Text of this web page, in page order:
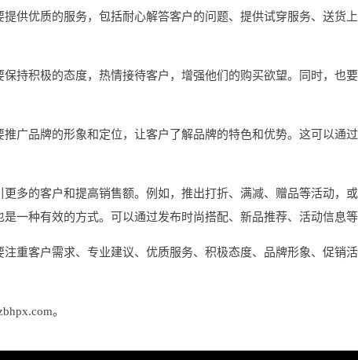
供优质的服务，包括耐心解答客户的问题、提供试穿服务、送货
持积极的态度，热情接待客户，增强他们的购买欲望。同时，也
广品牌的形象和定位，让客户了解品牌的特色和优势。这可以通
多的客户和提高销售额。例如，推出打折、满减、赠品等活动，
一种有效的方式。可以通过发布时尚搭配、新品推荐、活动信息
重客户需求、专业建议、优质服务、积极态度、品牌形象、促销
。